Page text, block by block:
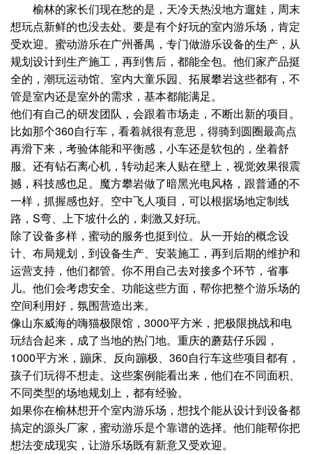
榆林的家长们现在愁的是，天冷天热没地方遛娃，周末
想玩点新鲜的也没去处。要是有个好玩的室内游乐场，肯定
受欢迎。蜜动游乐在广州番禺，专门做游乐设备的生产，从
规划设计到生产施工，再到售后，都能全包。他们家产品挺
全的，潮玩运动馆、室内大童乐园、拓展攀岩这些都有，不
管是室内还是室外的需求，基本都能满足。
他们有自己的研发团队，会跟着市场走，不断出新的项目。
比如那个360自行车，看着就很有意思，得骑到圆圈最高点
再滑下来，考验体能和平衡感，小车还是软包的，坐着舒
服。还有钻石离心机，转动起来人贴在壁上，视觉效果很震
撼，科技感也足。魔方攀岩做了暗黑光电风格，跟普通的不
一样，抓握感也好。空中飞人项目，可以根据场地定制线
路，S弯、上下坡什么的，刺激又好玩。
除了设备多样，蜜动的服务也挺到位。从一开始的概念设
计、布局规划，到设备生产、安装施工，再到后期的维护和
运营支持，他们都管。你不用自己去对接多个环节，省事
儿。他们会考虑安全、功能这些方面，帮你把整个游乐场的
空间利用好，氛围营造出来。
像山东威海的嗨猫极限馆，3000平方米，把极限挑战和电
玩结合起来，成了当地的热门地。重庆的蘑菇仔乐园，
1000平方米，蹦床、反向蹦极、360自行车这些项目都有，
孩子们玩得不想走。这些案例能看出来，他们在不同面积、
不同类型的场地规划上，都有经验。
如果你在榆林想开个室内游乐场，想找个能从设计到设备都
搞定的源头厂家，蜜动游乐是个靠谱的选择。他们能帮你把
想法变成现实，让游乐场既有新意又受欢迎。